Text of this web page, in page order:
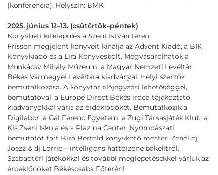
(konferencia). Helyszín: BMK
2025. június 12–13. (csütörtök–péntek)
Könyvheti kitelepülés a Szent István téren.
Frissen megjelent könyveit kínálja az Advent Kiadó, a BIK
Könyvkiadó és a Líra Könyvesbolt. Megvásárolhatók a
Munkácsy Mihály Múzeum, a Magyar Nemzeti Levéltár
Békés Vármegyei Levéltára kiadványai. Helyi szerzők
bemutatkozása. A könyvtár előjegyzési lehetőséggel,
bemutatóval, a Europe Direct Békés iroda tájékoztató
kiadványokkal várja az érdeklődőket. Bemutatkozik a
Digilabor, a Gál Ferenc Egyetem, a Zugi Társasjáték Klub, a
Kis Zseni Iskola és a Plazma Center. Nyomdászati
bemutatót tart Biró Bertold könyvkötő mester. Zenél dj
Joezz & dj Lorrie – intelligens háttérzene bakelitről.
Szabadtéri játékokkal és további meglepetésekkel várjuk az
érdeklődőket Békéscsaba Főterén!